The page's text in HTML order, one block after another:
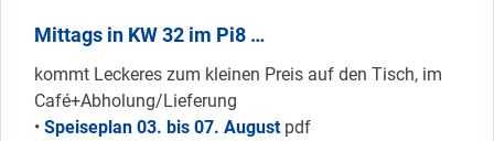
Mittags in KW 32 im Pi8 …
kommt Leckeres zum kleinen Preis auf den Tisch, im
Café+Abholung/Lieferung
• Speiseplan 03. bis 07. August pdf